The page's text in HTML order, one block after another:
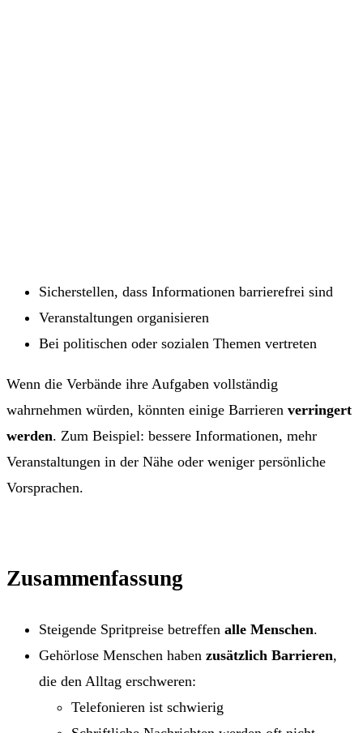
Sicherstellen, dass Informationen barrierefrei sind
Veranstaltungen organisieren
Bei politischen oder sozialen Themen vertreten
Wenn die Verbände ihre Aufgaben vollständig
wahrnehmen würden, könnten einige Barrieren verringert
werden. Zum Beispiel: bessere Informationen, mehr
Veranstaltungen in der Nähe oder weniger persönliche
Vorsprachen.
Zusammenfassung
Steigende Spritpreise betreffen alle Menschen.
Gehörlose Menschen haben zusätzlich Barrieren,
die den Alltag erschweren:
Telefonieren ist schwierig